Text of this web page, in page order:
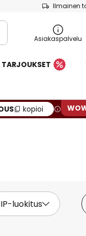
Ilmainen
Asiakaspalvelu
TARJOUKSET
kopioi
IP-luokitus